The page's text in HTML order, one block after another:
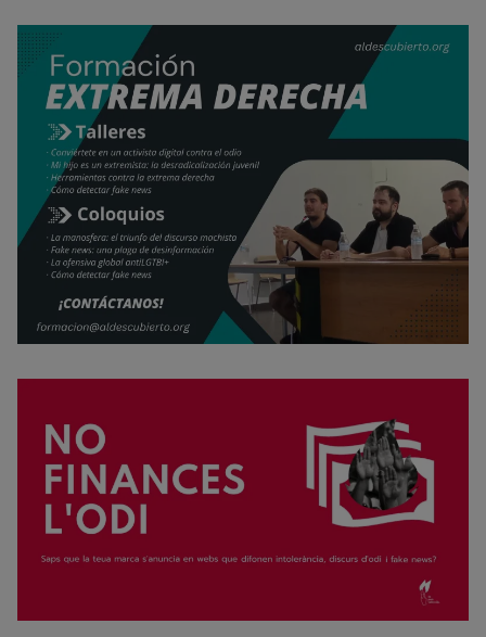
Opciones de cookies Aceptar cookies
Rechazar cookies Política de cookies